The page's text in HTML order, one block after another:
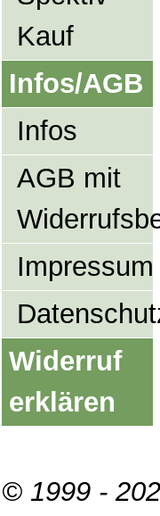
Kauf
Infos/AGB
Infos
AGB mit
Impressum
Widerruf
erklären
© 1999 -